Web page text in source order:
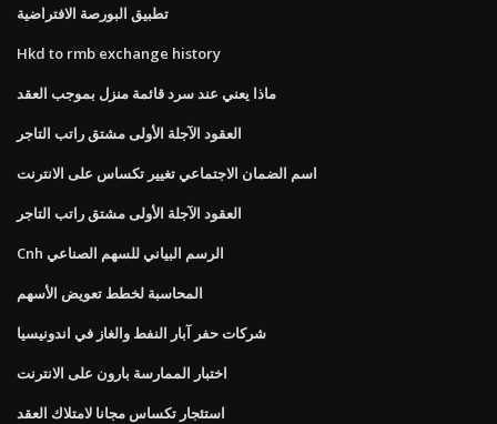
تطبيق البورصة الافتراضية
Hkd to rmb exchange history
ماذا يعني عند سرد قائمة منزل بموجب العقد
العقود الآجلة الأولى مشتق راتب التاجر
اسم الضمان الاجتماعي تغيير تكساس على الانترنت
العقود الآجلة الأولى مشتق راتب التاجر
Cnh الرسم البياني للسهم الصناعي
المحاسبة لخطط تعويض الأسهم
شركات حفر آبار النفط والغاز في اندونيسيا
اختبار الممارسة بارون على الانترنت
استئجار تكساس مجانا لامتلاك العقد